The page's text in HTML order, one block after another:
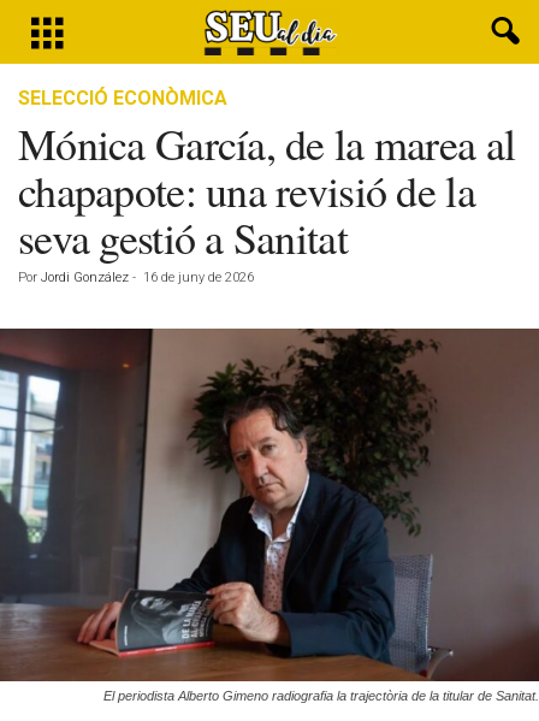
SELECCIÓ ECONÒMICA
Mónica García, de la marea al
chapapote: una revisió de la
seva gestió a Sanitat
Por Jordi González - 16 de juny de 2026
El periodista Alberto Gimeno radiografia la trajectòria de la titular de Sanitat.